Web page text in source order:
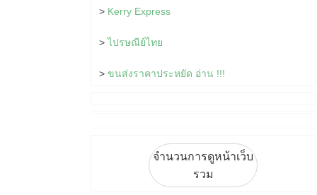
> Kerry Express
>ไปรษณีย์ไทย
> ขนส่งราคาประหยัด อ่าน !!!
จำนวนการดูหน้าเว็บ
รวม